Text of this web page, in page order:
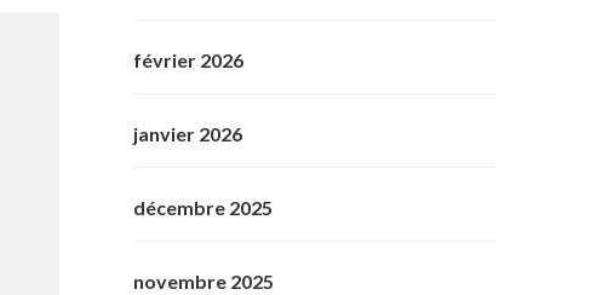
février 2026
janvier 2026
décembre 2025
novembre 2025